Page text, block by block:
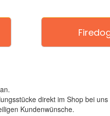
direkt im Shop bei
Kundenwünsche.